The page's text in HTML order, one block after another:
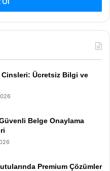
Ücretsiz Bilgi ve
Belge Onaylama
Premium Çözümler